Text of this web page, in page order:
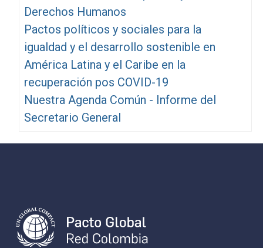
Derechos Humanos
Pactos políticos y sociales para la
igualdad y el desarrollo sostenible en
América Latina y el Caribe en la
recuperación pos COVID-19
Nuestra Agenda Común - Informe del
Secretario General